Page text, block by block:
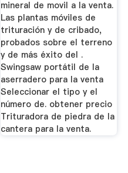
mineral de movil a la venta.
Las plantas móviles de
trituración y de cribado,
probados sobre el terreno
y de más éxito del .
Swingsaw portátil de la
aserradero para la venta
Seleccionar el tipo y el
número de. obtener precio
Trituradora de piedra de la
cantera para la venta.